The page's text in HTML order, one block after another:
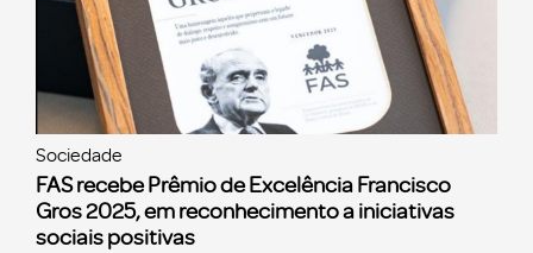
Sociedade
FAS recebe Prêmio de Excelência Francisco
Gros 2025, em reconhecimento a iniciativas
sociais positivas